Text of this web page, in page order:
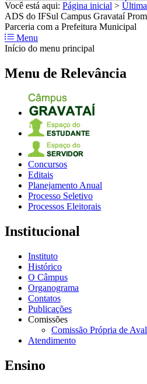
Você está aqui: Página inicial >
ADS do IFSul Campus Gravataí
Parceria com a Prefeitura Municipal
Menu
Início do menu principal
Menu de Relevância
Concursos
Editais
Planejamento Anual
Processo Seletivo
Processos Eleitorais
Institucional
Instituto
Histórico
O Câmpus
Organograma
Contatos
Publicações
Comissões
Comissão Própria de
Atendimento
Ensino